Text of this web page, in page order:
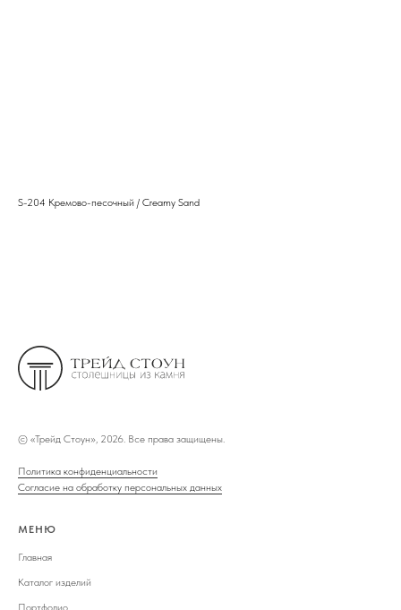
S-204 Кремово-песочный / Creamy Sand
© «Трейд Стоун», 2026. Все права защищены.
Политика конфиденциальности
Согласие на обработку персональных данных
МЕНЮ
Главная
Каталог изделий
Портфолио